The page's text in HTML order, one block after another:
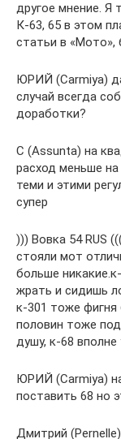
другое мнение. Я
К-63, 65 в этом
статьи в «Мото»,
ЮРИЙ (Carmiya)
случай всегда
доработки?
С (Assunta) на
расход меньше
теми и этими
супер
))) Вовка 54 RUS
стояли мот
больше
жрать и сидишь
к-301 тоже фигня
половин тоже
душу, к-68
ЮРИЙ (Carmiya)
поставить 68 но
Дмитрий